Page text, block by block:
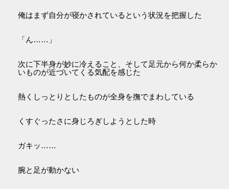
俺はまず自分が寝かされているという状況を把握した
「ん……」
次に下半身が妙に冷えること、そして足元から何か柔らか
いものが近づいてくる気配を感じた
熱くしっとりとしたものが全身を撫でまわしている
くすぐったさに身じろぎしようとした時
ガキッ……
腕と足が動かない